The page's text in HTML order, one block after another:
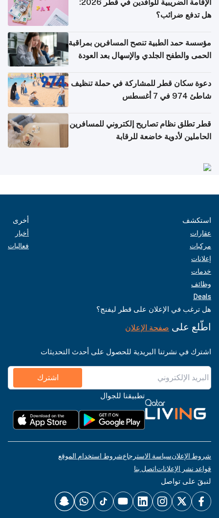
الإقامة الضريبية للوافدين في قطر 2026:
هل تدفع ضرائب؟
مؤسسة حمد الطبية تنصح المسافرين بمراقبة
الحمى والطفح الجلدي والإسهال بعد العودة
دعوة سكان قطر للمشاركة في حملة تنظيف
شاطئ 974 في 7 أغسطس
قطر تطلق نظام تصاريح إلكتروني للمسافرين
الحاملين لأدوية خاضعة للرقابة
استكشف
عقارات
مركبات
إعلانات
خدمات
وظائف
Deals
أخرى
أخبار
فعاليات
هل ترغب في الإعلان على قطر ليفنج؟
اطّلع على صفحة الإعلان
اشترك في نشرتنا البريدية للحصول على أحدث التحديثات
اشترك
تطبيقنا للجوال
شروط الإعلانسياسة الاسترجاعشروط استخدام الموقع
قواعد نشر الإعلاناتاتصل بنا
لنبقَ على تواصل